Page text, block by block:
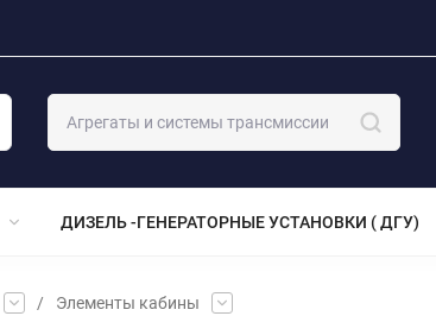
ДИЗЕЛЬ -ГЕНЕРАТОРНЫЕ УСТАНОВКИ ( ДГУ)
/ Элементы кабины